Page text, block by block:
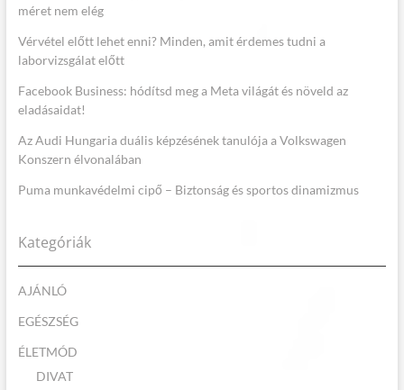
méret nem elég
Vérvétel előtt lehet enni? Minden, amit érdemes tudni a
laborvizsgálat előtt
Facebook Business: hódítsd meg a Meta világát és növeld az
eladásaidat!
Az Audi Hungaria duális képzésének tanulója a Volkswagen
Konszern élvonalában
Puma munkavédelmi cipő – Biztonság és sportos dinamizmus
Kategóriák
AJÁNLÓ
EGÉSZSÉG
ÉLETMÓD
DIVAT